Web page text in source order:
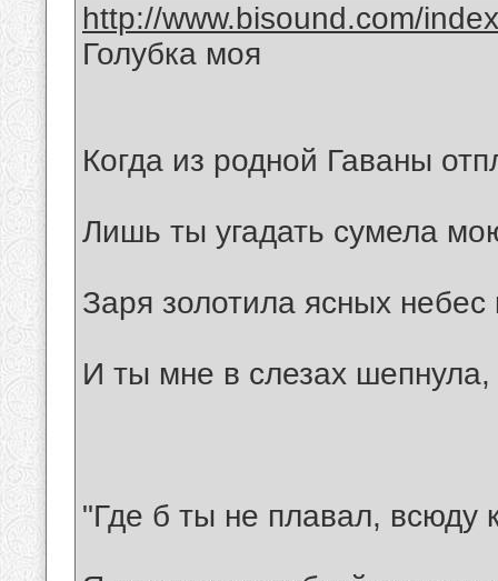
http://www.bisound.com/
Голубка моя
Когда из родной Гаваны
Лишь ты угадать сумела
Заря золотила ясных небес
И ты мне в слезах
"Где б ты не плавал, всюду